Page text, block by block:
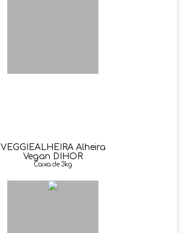
VEGGIEALHEIRA Alheira
Vegan DIHOR
Caixa de 3kg